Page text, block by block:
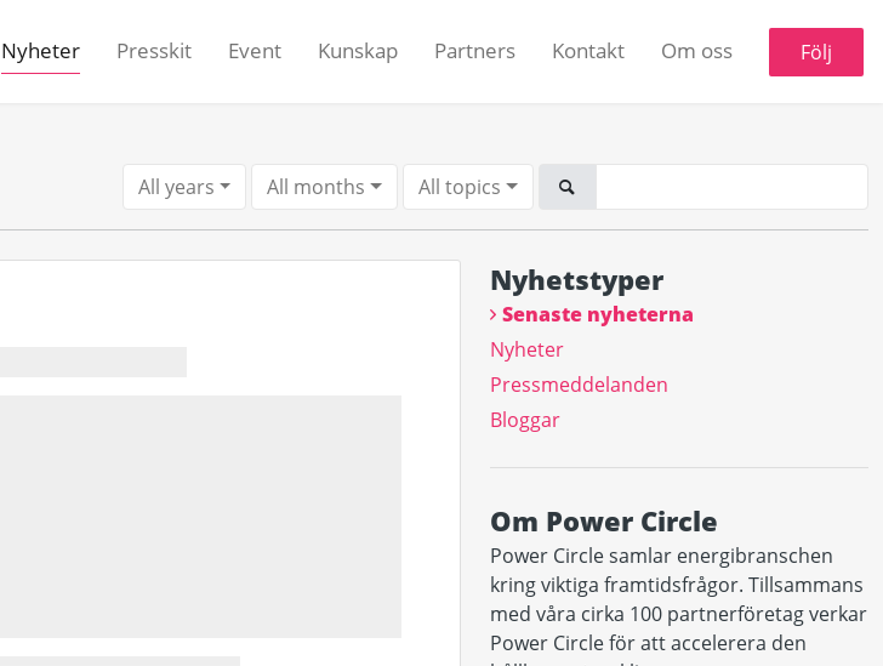
Nyheter Presskit Event Kunskap Partners Kontakt Om oss Följ
All years All months All topics
Nyhetstyper
Senaste nyheterna
Nyheter
Pressmeddelanden
Bloggar
Om Power Circle
Power Circle samlar energibranschen
kring viktiga framtidsfrågor. Tillsammans
med våra cirka 100 partnerföretag verkar
Power Circle för att accelerera den